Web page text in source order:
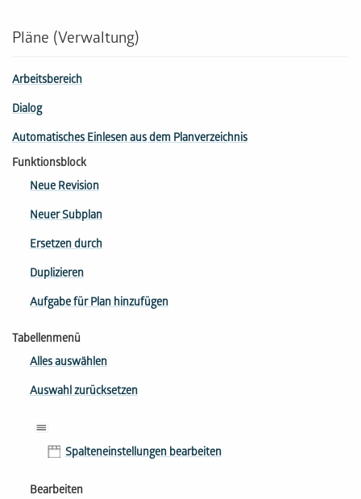
Pläne (Verwaltung)
Arbeitsbereich
Dialog
Automatisches Einlesen aus dem Planverzeichnis
Funktionsblock
Neue Revision
Neuer Subplan
Ersetzen durch
Duplizieren
Aufgabe für Plan hinzufügen
Tabellenmenü
Alles auswählen
Auswahl zurücksetzen
Spalteneinstellungen bearbeiten
Bearbeiten